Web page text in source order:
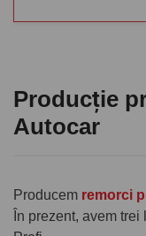
Producție
Autocar
Producem remorci
În prezent, avem